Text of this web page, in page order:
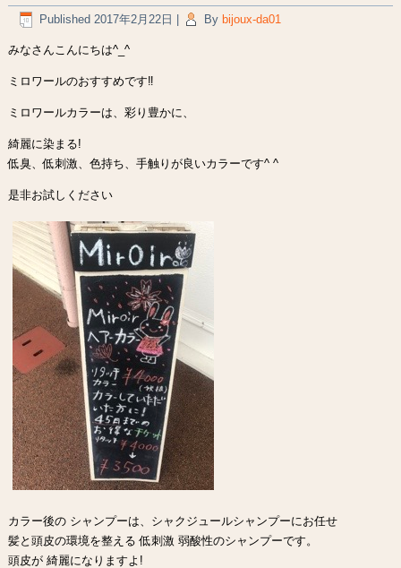
Published 2017年2月22日 By bijoux-da01
みなさんこんにちは^_^
ミロワールのおすすめです‼︎
ミロワールカラーは、彩り豊かに、
綺麗に染まる!
低臭、低刺激、色持ち、手触りが良いカラーです^ ^
是非お試しください
カラー後の シャンプーは、シャクジュールシャンプーにお任せ
髪と頭皮の環境を整える 低刺激 弱酸性のシャンプーです。
頭皮が 綺麗になりますよ!